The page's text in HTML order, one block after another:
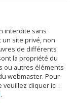
interdite sans
site privé, non
de différents
la propriété du
ou autres éléments
webmaster. Pour
cliquer ici :
.